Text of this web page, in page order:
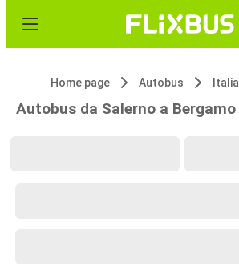
Home page Autobus Italia
Autobus da Salerno a Bergamo